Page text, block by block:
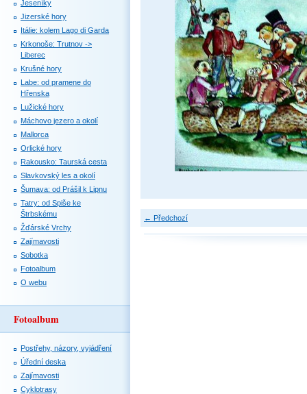
← Předchozí
Jeseníky
Jizerské hory
Itálie: kolem Lago di Garda
Krkonoše: Trutnov ->
Liberec
Krušné hory
Labe: od pramene do
Hřenska
Lužické hory
Máchovo jezero a okolí
Mallorca
Orlické hory
Rakousko: Taurská cesta
Slavkovský les a okolí
Šumava: od Prášil k Lipnu
Tatry: od Spiše ke
Štrbskému
Žďárské Vrchy
Zajímavosti
Sobotka
Fotoalbum
O webu
Fotoalbum
Postřehy, názory, vyjádření
Úřední deska
Zajímavosti
Cyklotrasy